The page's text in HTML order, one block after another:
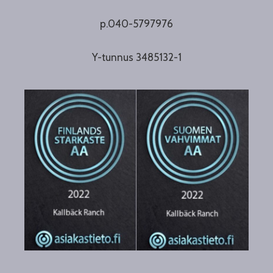
p.040-5797976
Y-tunnus 3485132-1